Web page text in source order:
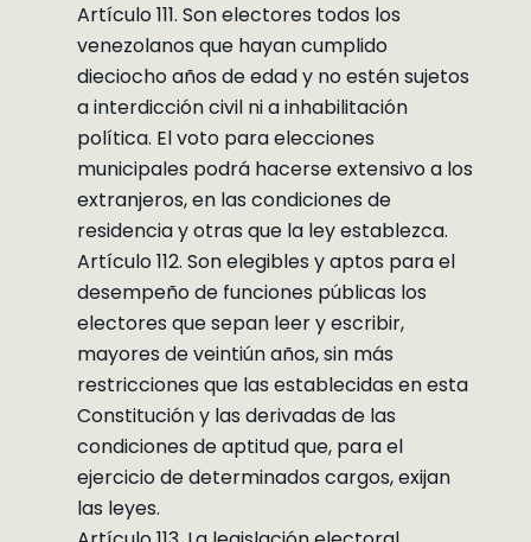
Artículo 111. Son electores todos los
venezolanos que hayan cumplido
dieciocho años de edad y no estén sujetos
a interdicción civil ni a inhabilitación
política. El voto para elecciones
municipales podrá hacerse extensivo a los
extranjeros, en las condiciones de
residencia y otras que la ley establezca.
Artículo 112. Son elegibles y aptos para el
desempeño de funciones públicas los
electores que sepan leer y escribir,
mayores de veintiún años, sin más
restricciones que las establecidas en esta
Constitución y las derivadas de las
condiciones de aptitud que, para el
ejercicio de determinados cargos, exijan
las leyes.